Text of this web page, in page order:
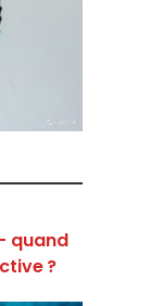
quand
?